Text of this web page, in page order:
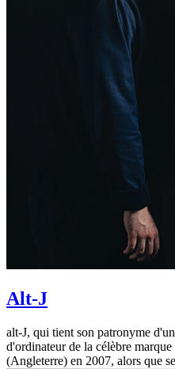
Alt-J
alt-J, qui tient son patronyme
d'ordinateur de la célèbre
(Angleterre) en 2007, alors que